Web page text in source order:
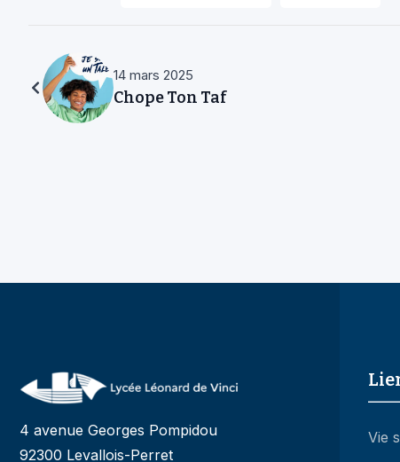
14 mars 2025
Chope Ton Taf
4 avenue Georges Pompidou
92300 Levallois-Perret
Vie